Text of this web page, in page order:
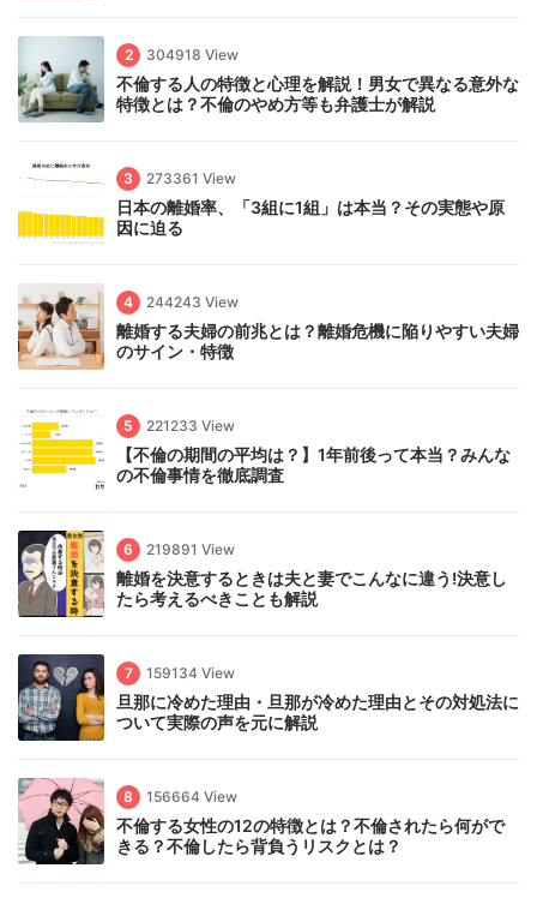
2 304918 View
不倫する人の特徴と心理を解説！男女で異なる意外な
特徴とは？不倫のやめ方等も弁護士が解説
3 273361 View
日本の離婚率、「3組に1組」は本当？その実態や原
因に迫る
4 244243 View
離婚する夫婦の前兆とは？離婚危機に陥りやすい夫婦
のサイン・特徴
5 221233 View
【不倫の期間の平均は？】1年前後って本当？みんな
の不倫事情を徹底調査
6 219891 View
離婚を決意するときは夫と妻でこんなに違う!決意し
たら考えるべきことも解説
7 159134 View
旦那に冷めた理由・旦那が冷めた理由とその対処法に
ついて実際の声を元に解説
8 156664 View
不倫する女性の12の特徴とは？不倫されたら何がで
きる？不倫したら背負うリスクとは？